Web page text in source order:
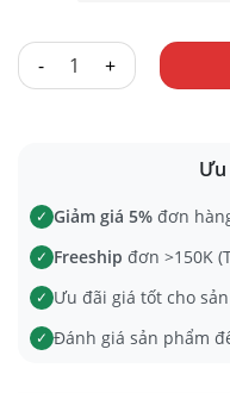
CUP TRONG LỖ SUỐT
✓ Giảm giá 5% đơn
✓ Freeship đơn >150K
✓ Ưu đãi giá tốt cho
✓ Đánh giá sản phẩm